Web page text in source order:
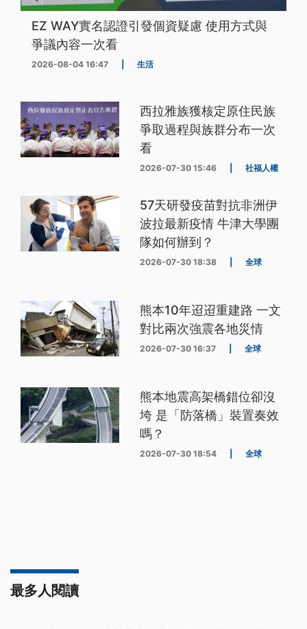
EZ WAY實名認證引發個資疑慮 使用方式與
爭議內容一次看
2026-08-04 16:47 生活
西拉雅族獲核定原住民族
爭取過程與族群分布一次
看
2026-07-30 15:46 社福人權
57天研發疫苗對抗非洲伊
波拉最新疫情 牛津大學團
隊如何辦到？
2026-07-30 18:38 全球
熊本10年迢迢重建路 一文
對比兩次強震各地災情
2026-07-30 16:37 全球
熊本地震高架橋錯位卻沒
垮 是「防落橋」裝置奏效
嗎？
2026-07-30 18:54 全球
最多人閱讀